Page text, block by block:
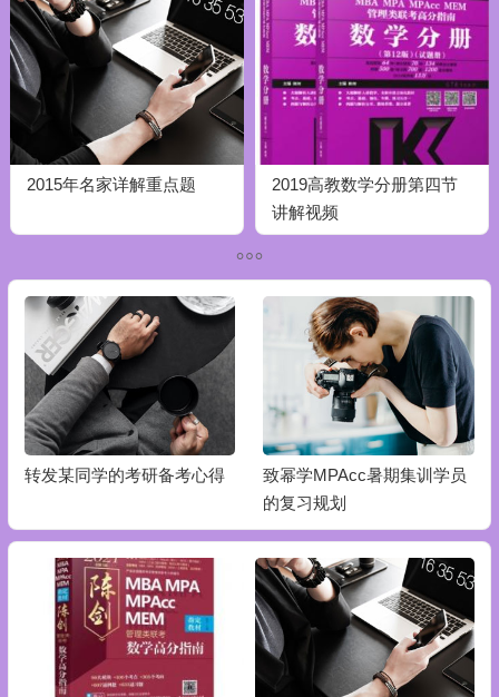
2015年名家详解重点题
2019高教数学分册第四节
讲解视频
转发某同学的考研备考心得
致幂学MPAcc暑期集训学员
的复习规划